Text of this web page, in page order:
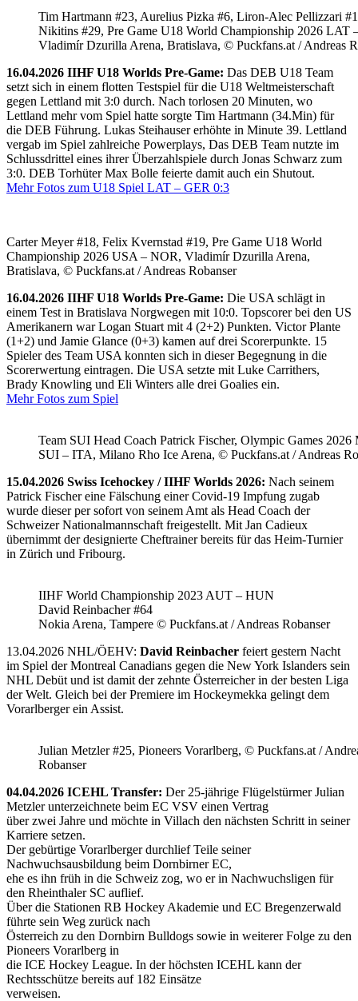
Tim Hartmann #23, Aurelius Pizka #6, Liron-Alec Pellizzari
Nikitins #29, Pre Game U18 World Championship 2026 LAT
Vladimír Dzurilla Arena, Bratislava, © Puckfans.at / Andreas
16.04.2026 IIHF U18 Worlds Pre-Game: Das DEB U18 Team
setzt sich in einem flotten Testspiel für die U18 Weltmeisterschaft
gegen Lettland mit 3:0 durch. Nach torlosen 20 Minuten, wo
Lettland mehr vom Spiel hatte sorgte Tim Hartmann (34.Min) für
die DEB Führung. Lukas Steihauser erhöhte in Minute 39. Lettland
vergab im Spiel zahlreiche Powerplays, Das DEB Team nutzte im
Schlussdrittel eines ihrer Überzahlspiele durch Jonas Schwarz zum
3:0. DEB Torhüter Max Bolle feierte damit auch ein Shutout.
Mehr Fotos zum U18 Spiel LAT – GER 0:3
Carter Meyer #18, Felix Kvernstad #19, Pre Game U18 World
Championship 2026 USA – NOR, Vladimír Dzurilla Arena,
Bratislava, © Puckfans.at / Andreas Robanser
16.04.2026 IIHF U18 Worlds Pre-Game: Die USA schlägt in
einem Test in Bratislava Norgwegen mit 10:0. Topscorer bei den US
Amerikanern war Logan Stuart mit 4 (2+2) Punkten. Victor Plante
(1+2) und Jamie Glance (0+3) kamen auf drei Scorerpunkte. 15
Spieler des Team USA konnten sich in dieser Begegnung in die
Scorerwertung eintragen. Die USA setzte mit Luke Carrithers,
Brady Knowling und Eli Winters alle drei Goalies ein.
Mehr Fotos zum Spiel
Team SUI Head Coach Patrick Fischer, Olympic Games 2026
SUI – ITA, Milano Rho Ice Arena, © Puckfans.at / Andreas
15.04.2026 Swiss Icehockey / IIHF Worlds 2026: Nach seinem
Patrick Fischer eine Fälschung einer Covid-19 Impfung zugab
wurde dieser per sofort von seinem Amt als Head Coach der
Schweizer Nationalmannschaft freigestellt. Mit Jan Cadieux
übernimmt der designierte Cheftrainer bereits für das Heim-Turnier
in Zürich und Fribourg.
IIHF World Championship 2023 AUT – HUN
David Reinbacher #64
Nokia Arena, Tampere © Puckfans.at / Andreas Robanser
13.04.2026 NHL/ÖEHV: David Reinbacher feiert gestern Nacht
im Spiel der Montreal Canadians gegen die New York Islanders sein
NHL Debüt und ist damit der zehnte Österreicher in der besten Liga
der Welt. Gleich bei der Premiere im Hockeymekka gelingt dem
Vorarlberger ein Assist.
Julian Metzler #25, Pioneers Vorarlberg, © Puckfans.at /
Robanser
04.04.2026 ICEHL Transfer: Der 25-jährige Flügelstürmer Julian
Metzler unterzeichnete beim EC VSV einen Vertrag
über zwei Jahre und möchte in Villach den nächsten Schritt in seiner
Karriere setzen.
Der gebürtige Vorarlberger durchlief Teile seiner
Nachwuchsausbildung beim Dornbirner EC,
ehe es ihn früh in die Schweiz zog, wo er in Nachwuchsligen für
den Rheinthaler SC auflief.
Über die Stationen RB Hockey Akademie und EC Bregenzerwald
führte sein Weg zurück nach
Österreich zu den Dornbirn Bulldogs sowie in weiterer Folge zu den
Pioneers Vorarlberg in
die ICE Hockey League. In der höchsten ICEHL kann der
Rechtsschütze bereits auf 182 Einsätze
verweisen.